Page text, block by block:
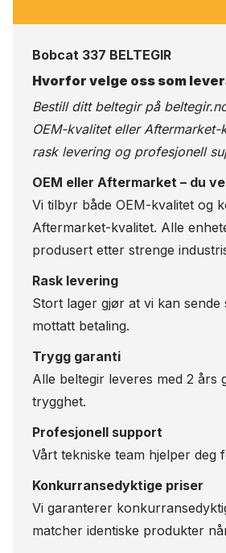
Bobcat 337 BELTEGIR
Hvorfor velge oss som
Bestill ditt beltegir på
OEM-kvalitet eller Aftermarket-
rask levering og profesjonell
OEM eller Aftermarket – du
Vi tilbyr både OEM-kvalitet og
Aftermarket-kvalitet. Alle
produsert etter strenge
Rask levering
Stort lager gjør at vi kan sende
mottatt betaling.
Trygg garanti
Alle beltegir leveres med 2 års
trygghet.
Profesjonell support
Vårt tekniske team hjelper deg
Konkurransedyktige priser
Vi garanterer
matcher identiske produkter